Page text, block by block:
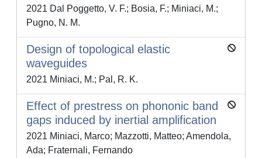
2021 Dal Poggetto, V. F.; Bosia, F.; Miniaci, M.;
Pugno, N. M.
Design of topological elastic
waveguides
2021 Miniaci, M.; Pal, R. K.
Effect of prestress on phononic band
gaps induced by inertial amplification
2021 Miniaci, Marco; Mazzotti, Matteo; Amendola,
Ada; Fraternali, Fernando